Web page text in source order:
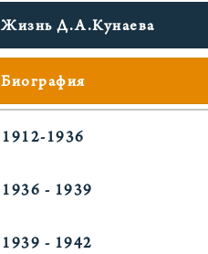
Жизнь Д.А.Кунаева
Биография
1912-1936
1936 - 1939
1939 - 1942